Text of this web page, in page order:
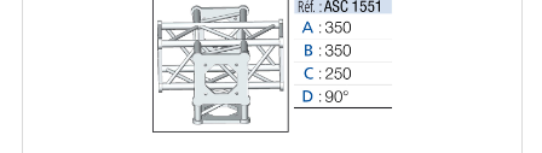
Petit Effets Lumineux
Projecteur De Gobo
Projecteur Extérieur Multifaisceaux